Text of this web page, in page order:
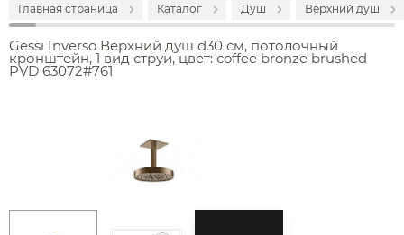
Главная страница Каталог Душ Верхний душ
Gessi Inverso Верхний душ d30 см, потолочный
кронштейн, 1 вид струи, цвет: coffee bronze brushed
PVD 63072#761